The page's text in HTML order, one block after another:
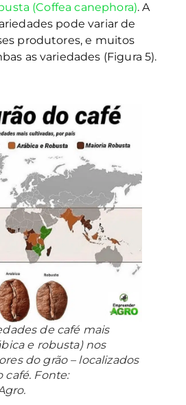
(Coffea canephora). A
pode variar de
produtores, e muitos
as variedades (Figura 5).
de café mais
e robusta) nos
do grão – localizados
café. Fonte: